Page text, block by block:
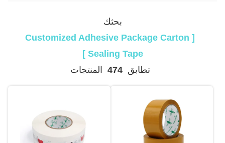
بحثك
[ Customized Adhesive Package Carton
Sealing Tape ]
تطابق474 المنتجات